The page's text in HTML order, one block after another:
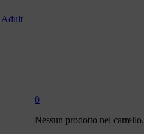
Adult
0
Nessun prodotto nel carrello.